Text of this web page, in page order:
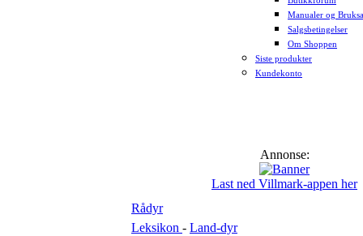
Manualer og
Salgsbetingelser
Om Shoppen
Siste produkter
Kundekonto
Annonse:
Last ned Villmark-appen her
Rådyr
Leksikon - Land-dyr